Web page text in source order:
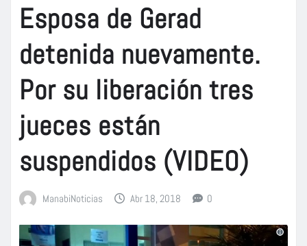
Esposa de Gerad
detenida nuevamente.
Por su liberación tres
jueces están
suspendidos (VIDEO)
ManabiNoticias Abr 18, 2018 0